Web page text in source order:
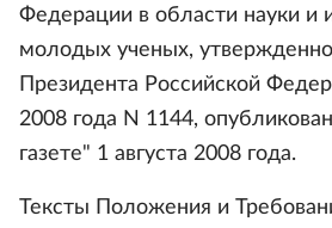
Федерации в области науки и
молодых ученых,
Президента Российской
2008 года N 1144,
газете" 1 августа 2008 года.
Тексты Положения и